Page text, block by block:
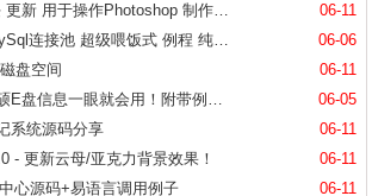
PS对象操作类模块 更新 用于操作Photoshop 制作自动化脚本
06-11
[例程]NX线程池 MySql连接池 超级喂饭式 例程 纯源码 超级好用
06-06
盘空间
06-11
又新又好！获取永硕E盘信息一眼就会用！附带例子教学
06-05
系统源码分享
06-11
- 更新云母/亚克力背景效果！
06-11
心源码+易语言调用例子
06-11